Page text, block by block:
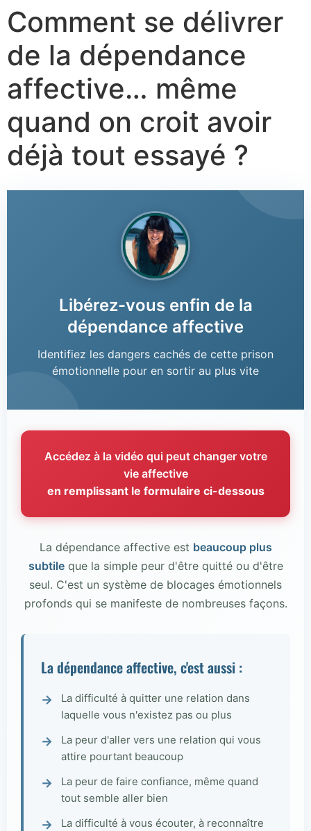
Comment se délivrer
de la dépendance
affective… même
quand on croit avoir
déjà tout essayé ?
Libérez-vous enfin de la
dépendance affective
Identifiez les dangers cachés de cette prison
émotionnelle pour en sortir au plus vite
Accédez à la vidéo qui peut changer votre
vie affective
en remplissant le formulaire ci-dessous
La dépendance affective est beaucoup plus
subtileque la simple peur d'être quitté ou d'être
seul. C'est un système de blocages émotionnels
profonds qui se manifeste de nombreuses façons.
La dépendance affective, c'est aussi :
La difficulté à quitter une relation dans
laquelle vous n'existez pas ou plus
La peur d'aller vers une relation qui vous
attire pourtant beaucoup
La peur de faire confiance, même quand
tout semble aller bien
La difficulté à vous écouter, à reconnaître